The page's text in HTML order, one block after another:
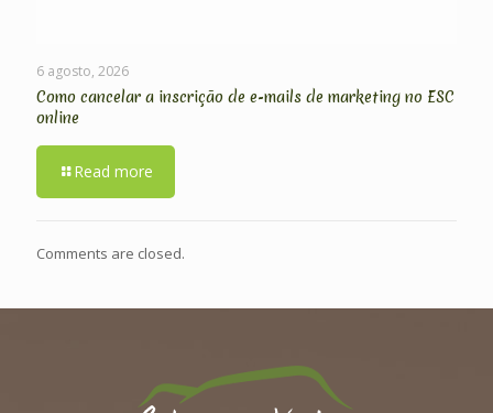
6 agosto, 2026
Como cancelar a inscrição de e-mails de marketing no ESC
online
Read more
Comments are closed.